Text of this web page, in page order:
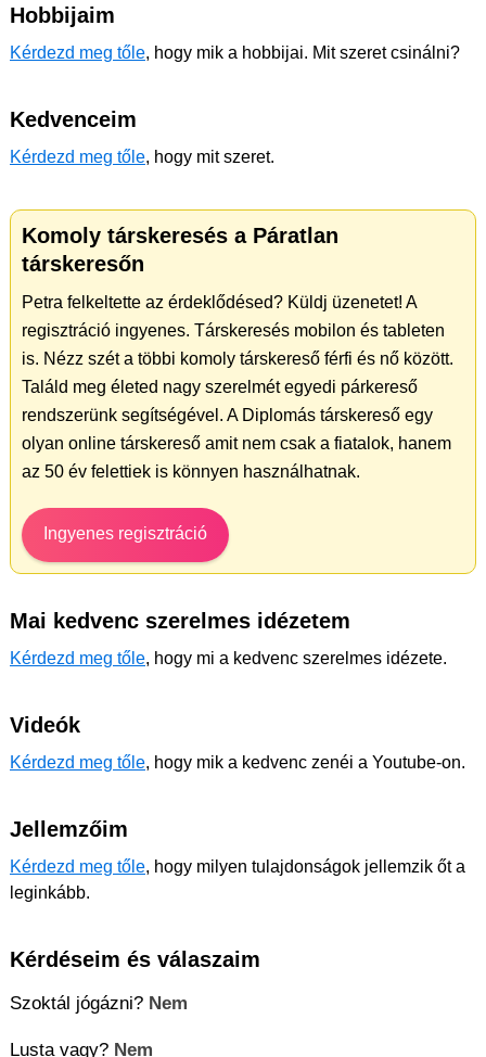
Hobbijaim
Kérdezd meg tőle, hogy mik a hobbijai. Mit szeret csinálni?
Kedvenceim
Kérdezd meg tőle, hogy mit szeret.
Komoly társkeresés a Páratlan
társkeresőn
Petra felkeltette az érdeklődésed? Küldj üzenetet! A
regisztráció ingyenes. Társkeresés mobilon és tableten
is. Nézz szét a többi komoly társkereső férfi és nő között.
Találd meg életed nagy szerelmét egyedi párkereső
rendszerünk segítségével. A Diplomás társkereső egy
olyan online társkereső amit nem csak a fiatalok, hanem
az 50 év felettiek is könnyen használhatnak.
Ingyenes regisztráció
Mai kedvenc szerelmes idézetem
Kérdezd meg tőle, hogy mi a kedvenc szerelmes idézete.
Videók
Kérdezd meg tőle, hogy mik a kedvenc zenéi a Youtube-on.
Jellemzőim
Kérdezd meg tőle, hogy milyen tulajdonságok jellemzik őt a
leginkább.
Kérdéseim és válaszaim
Szoktál jógázni? Nem
Lusta vagy? Nem